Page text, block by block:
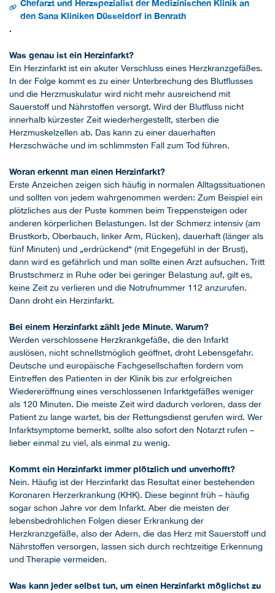
Chefarzt und Herzspezialist der Medizinischen Klinik an
den Sana Kliniken Düsseldorf in Benrath
.
Was genau ist ein Herzinfarkt?
Ein Herzinfarkt ist ein akuter Verschluss eines Herzkranzgefäßes.
In der Folge kommt es zu einer Unterbrechung des Blutflusses
und die Herzmuskulatur wird nicht mehr ausreichend mit
Sauerstoff und Nährstoffen versorgt. Wird der Blutfluss nicht
innerhalb kürzester Zeit wiederhergestellt, sterben die
Herzmuskelzellen ab. Das kann zu einer dauerhaften
Herzschwäche und im schlimmsten Fall zum Tod führen.
Woran erkennt man einen Herzinfarkt?
Erste Anzeichen zeigen sich häufig in normalen Alltagssituationen
und sollten von jedem wahrgenommen werden: Zum Beispiel ein
plötzliches aus der Puste kommen beim Treppensteigen oder
anderen körperlichen Belastungen. Ist der Schmerz intensiv (am
Brustkorb, Oberbauch, linker Arm, Rücken), dauerhaft (länger als
fünf Minuten) und „erdrückend“ (mit Engegefühl in der Brust),
dann wird es gefährlich und man sollte einen Arzt aufsuchen. Tritt
Brustschmerz in Ruhe oder bei geringer Belastung auf, gilt es,
keine Zeit zu verlieren und die Notrufnummer 112 anzurufen.
Dann droht ein Herzinfarkt.
Bei einem Herzinfarkt zählt jede Minute. Warum?
Werden verschlossene Herzkrankgefäße, die den Infarkt
auslösen, nicht schnellstmöglich geöffnet, droht Lebensgefahr.
Deutsche und europäische Fachgesellschaften fordern vom
Eintreffen des Patienten in der Klinik bis zur erfolgreichen
Wiedereröffnung eines verschlossenen Infarktgefäßes weniger
als 120 Minuten. Die meiste Zeit wird dadurch verloren, dass der
Patient zu lange wartet, bis der Rettungsdienst gerufen wird. Wer
Infarktsymptome bemerkt, sollte also sofort den Notarzt rufen –
lieber einmal zu viel, als einmal zu wenig.
Kommt ein Herzinfarkt immer plötzlich und unverhofft?
Nein. Häufig ist der Herzinfarkt das Resultat einer bestehenden
Koronaren Herzerkrankung (KHK). Diese beginnt früh – häufig
sogar schon Jahre vor dem Infarkt. Aber die meisten der
lebensbedrohlichen Folgen dieser Erkrankung der
Herzkranzgefäße, also der Adern, die das Herz mit Sauerstoff und
Nährstoffen versorgen, lassen sich durch rechtzeitige Erkennung
und Therapie vermeiden.
Was kann jeder selbst tun, um einen Herzinfarkt möglichst zu